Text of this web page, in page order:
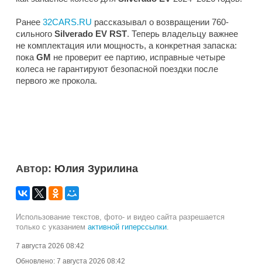
Ранее 32CARS.RU рассказывал о возвращении 760-
сильного Silverado EV RST. Теперь владельцу важнее
не комплектация или мощность, а конкретная запаска:
покаGM не проверит ее партию, исправные четыре
колеса не гарантируют безопасной поездки после
первого же прокола.
Автор: Юлия Зурилина
Использование текстов, фото- и видео сайта разрешается
только с указанием активной гиперссылки.
7 августа 2026 08:42
Обновлено: 7 августа 2026 08:42